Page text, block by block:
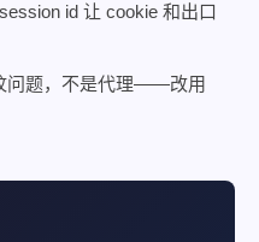
id 让 cookie 和出口
问题，不是代理——改用